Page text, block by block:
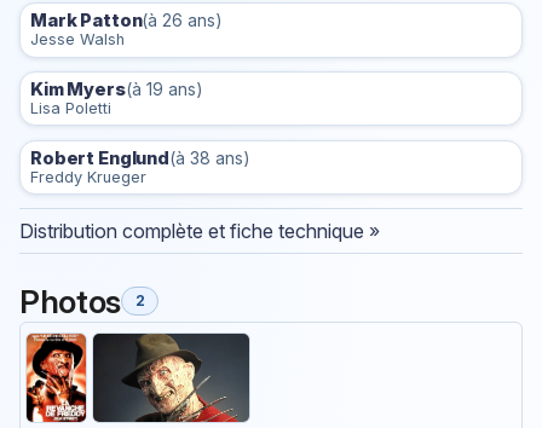
Mark Patton(à 26 ans)
Jesse Walsh
Kim Myers(à 19 ans)
Lisa Poletti
Robert Englund(à 38 ans)
Freddy Krueger
Distribution complète et fiche technique »
Photos 2